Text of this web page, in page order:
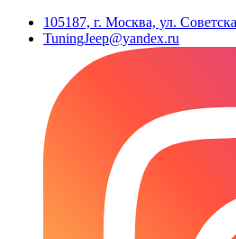
105187, г. Москва, ул.
TuningJeep@yandex.ru